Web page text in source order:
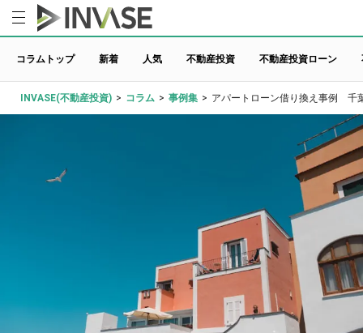
コラムトップ 新着 人気 不動産投資 不動産投資ローン
INVASE(不動産投資) > コラム > 事例集 > アパートローン借り換え事例 千